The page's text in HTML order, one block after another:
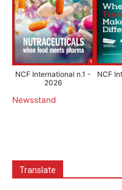
NCF International n.1 -
2026
NCF
Newsstand
Translate